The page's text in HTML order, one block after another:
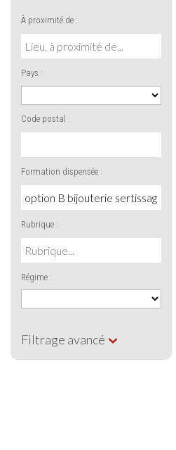
À proximité de :
Pays :
Code postal :
Formation dispensée :
Rubrique :
Régime :
Filtrage avancé